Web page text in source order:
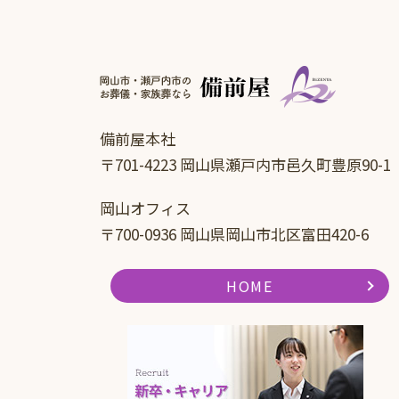
備前屋本社
〒701-4223 岡山県瀬戸内市邑久町豊原90-1
岡山オフィス
〒700-0936 岡山県岡山市北区富田420-6
HOME